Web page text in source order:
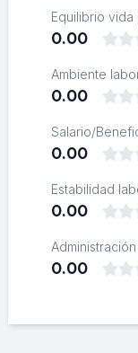
Equilibrio
0.00
Ambiente
0.00
Salario/
0.00
Estabilidad
0.00
Administración
0.00